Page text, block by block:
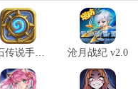
炉石传说手游国服版本 v30.4 沧月战纪 v2.0